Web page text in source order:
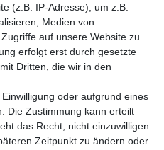
(z.B. IP-Adresse), um z.B.
Medien von
auf unsere Website zu
erfolgt erst durch gesetzte
Dritten, die wir in den
oder aufgrund eines
Die Zustimmung kann erteilt
das Recht, nicht einzuwilligen
Zeitpunkt zu ändern oder